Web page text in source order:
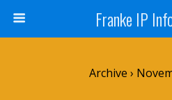
Franke IP
Archive ›